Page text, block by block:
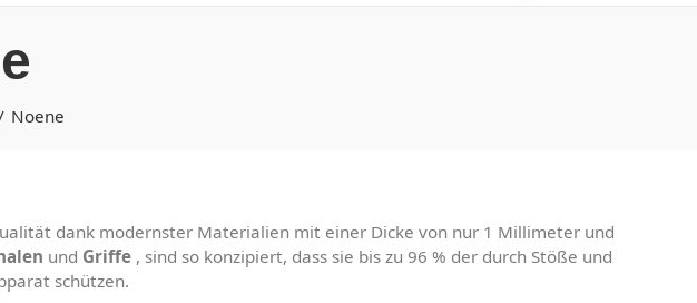
Noene
dank modernster Materialien mit einer Dicke von nur 1 Millimeter und
und Griffe , sind so konzipiert, dass sie bis zu 96 % der durch Stöße und
schützen.